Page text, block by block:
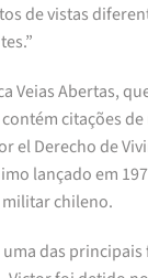
de vistas
Veias Abertas,
citações
el Derecho de
lançado em
chileno.
uma das